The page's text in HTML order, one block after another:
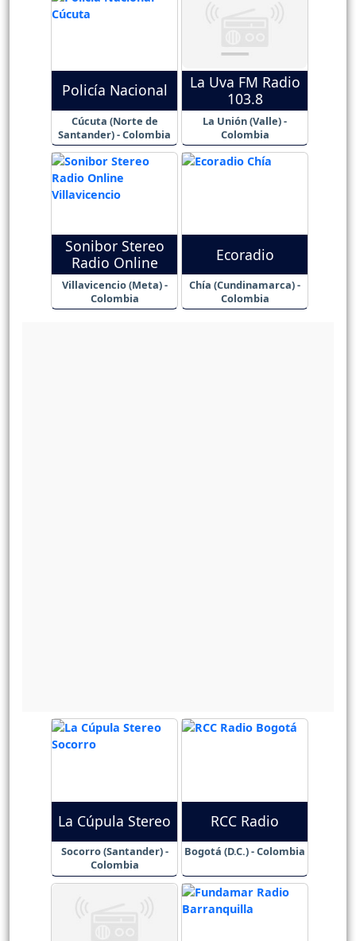
Policía Nacional
Cúcuta (Norte de
Santander) - Colombia
La Uva FM Radio
103.8
La Unión (Valle) -
Colombia
Sonibor Stereo
Radio Online
Villavicencio (Meta) -
Colombia
Ecoradio
Chía (Cundinamarca) -
Colombia
La Cúpula Stereo
Socorro (Santander) -
Colombia
RCC Radio
Bogotá (D.C.) - Colombia